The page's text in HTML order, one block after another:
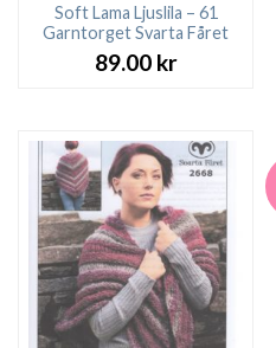
Soft Lama Ljuslila – 61
Garntorget Svarta Fåret
89.00 kr